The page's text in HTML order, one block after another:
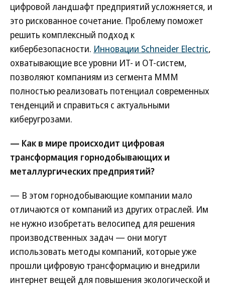
цифровой ландшафт предприятий усложняется, и
это рискованное сочетание. Проблему поможет
решить комплексный подход к
кибербезопасности. Инновации Schneider Electric,
охватывающие все уровни ИТ- и ОТ-систем,
позволяют компаниям из сегмента MMM
полностью реализовать потенциал современных
тенденций и справиться с актуальными
киберугрозами.
— Как в мире происходит цифровая
трансформация горнодобывающих и
металлургических предприятий?
— В этом горнодобывающие компании мало
отличаются от компаний из других отраслей. Им
не нужно изобретать велосипед для решения
производственных задач — они могут
использовать методы компаний, которые уже
прошли цифровую трансформацию и внедрили
интернет вещей для повышения экологической и